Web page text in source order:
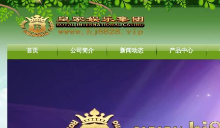
首页 公司简介 新闻动态 产品中心